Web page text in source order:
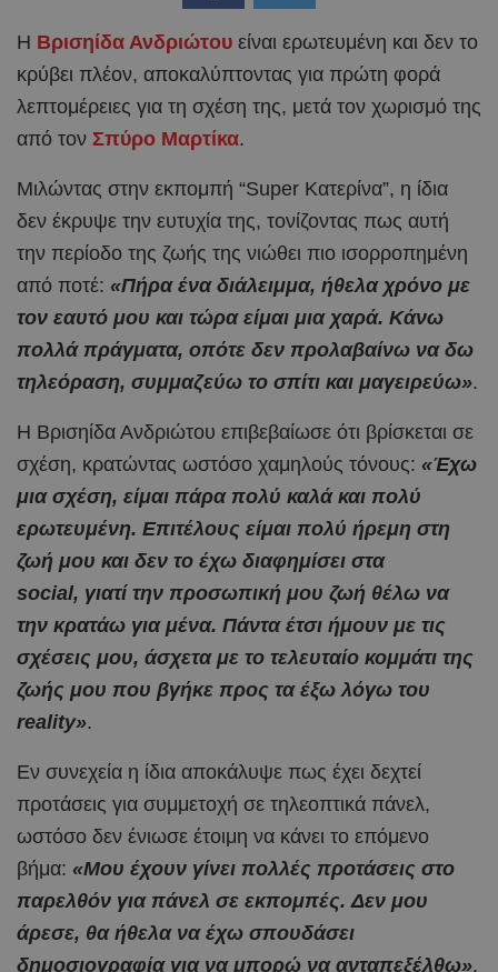
Η Βρισηίδα Ανδριώτου είναι ερωτευμένη και δεν το
κρύβει πλέον, αποκαλύπτοντας για πρώτη φορά
λεπτομέρειες για τη σχέση της, μετά τον χωρισμό της
από τον Σπύρο Μαρτίκα.
Μιλώντας στην εκπομπή “Super Κατερίνα”, η ίδια
δεν έκρυψε την ευτυχία της, τονίζοντας πως αυτή
την περίοδο της ζωής της νιώθει πιο ισορροπημένη
από ποτέ: «Πήρα ένα διάλειμμα, ήθελα χρόνο με
τον εαυτό μου και τώρα είμαι μια χαρά. Κάνω
πολλά πράγματα, οπότε δεν προλαβαίνω να δω
τηλεόραση, συμμαζεύω το σπίτι και μαγειρεύω».
Η Βρισηίδα Ανδριώτου επιβεβαίωσε ότι βρίσκεται σε
σχέση, κρατώντας ωστόσο χαμηλούς τόνους: «Έχω
μια σχέση, είμαι πάρα πολύ καλά και πολύ
ερωτευμένη. Επιτέλους είμαι πολύ ήρεμη στη
ζωή μου και δεν το έχω διαφημίσει στα
social, γιατί την προσωπική μου ζωή θέλω να
την κρατάω για μένα. Πάντα έτσι ήμουν με τις
σχέσεις μου, άσχετα με το τελευταίο κομμάτι της
ζωής μου που βγήκε προς τα έξω λόγω του
reality».
Εν συνεχεία η ίδια αποκάλυψε πως έχει δεχτεί
προτάσεις για συμμετοχή σε τηλεοπτικά πάνελ,
ωστόσο δεν ένιωσε έτοιμη να κάνει το επόμενο
βήμα: «Μου έχουν γίνει πολλές προτάσεις στο
παρελθόν για πάνελ σε εκπομπές. Δεν μου
άρεσε, θα ήθελα να έχω σπουδάσει
δημοσιογραφία για να μπορώ να ανταπεξέλθω».